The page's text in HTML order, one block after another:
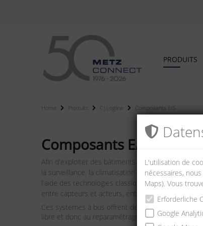
PRODUITS
Home Produits C|Logline Composants E/S
Composants E/S
Afin d'exploiter des bâtiments de grande ou de
la surveillance, la climatisation et l'illumination.
l'aide des technologies classiques. C'est ainsi
entre capteurs et acteurs, entre commutateurs et
Ces systèmes à bus offrent de divers avantages
libre et donc au reparamétrage aisé à tout
L'utilisation de
nécessaires,
Maps). Vous
Erforderliche
Google